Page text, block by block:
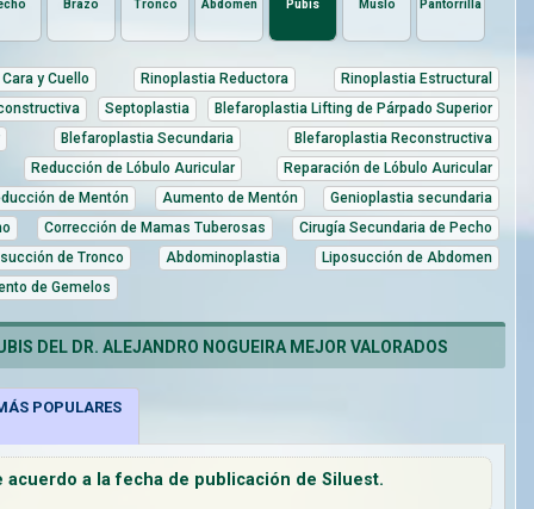
Brazo Tronco Abdomen Pubis Muslo Pantorrilla
y Cuello Rinoplastia Reductora
Rinoplastia Estructural
Septoplastia
Blefaroplastia Lifting de Párpado Superior
Blefaroplastia Secundaria
Blefaroplastia Reconstructiva
Reducción de Lóbulo Auricular
Reparación de Lóbulo Auricular
de Mentón
Aumento de Mentón
Genioplastia secundaria
Corrección de Mamas Tuberosas
Cirugía Secundaria de Pecho
de Tronco
Abdominoplastia
Liposucción de Abdomen
de Gemelos
DEL DR. ALEJANDRO NOGUEIRA MEJOR VALORADOS
POPULARES
a la fecha de publicación de Siluest.